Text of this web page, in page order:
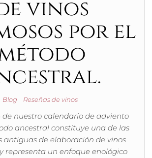
vinos
por el
Blog Reseñas de vinos
de nuestro calendario de adviento
ancestral constituye una de las
antiguas de elaboración de vinos
representa un enfoque enológico